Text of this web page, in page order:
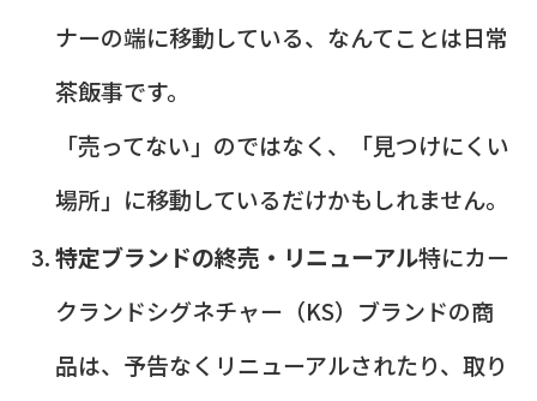
ナーの端に移動している、なんてことは日常
茶飯事です。
「売ってない」のではなく、「見つけにくい
場所」に移動しているだけかもしれません。
特定ブランドの終売・リニューアル特にカー
クランドシグネチャー（KS）ブランドの商
品は、予告なくリニューアルされたり、取り